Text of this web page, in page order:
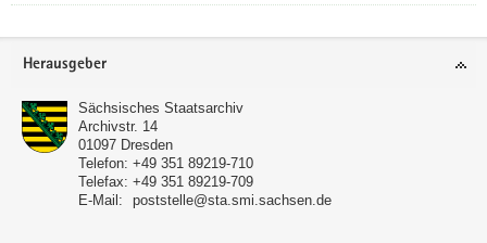
Footer-
Herausgeber
Sächsisches Staatsarchiv
Archivstr. 14
01097 Dresden
Telefon: +49 351 89219-710
Telefax: +49 351 89219-709
E-Mail:
poststelle@sta.smi.sachsen.de